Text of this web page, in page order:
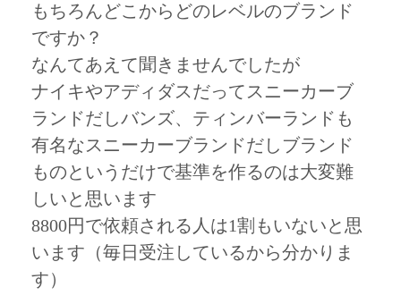
もちろんどこからどのレベルのブランド
ですか？
なんてあえて聞きませんでしたが
ナイキやアディダスだってスニーカーブ
ランドだしバンズ、ティンバーランドも
有名なスニーカーブランドだしブランド
ものというだけで基準を作るのは大変難
しいと思います
8800円で依頼される人は1割もいないと思
います（毎日受注しているから分かりま
す）